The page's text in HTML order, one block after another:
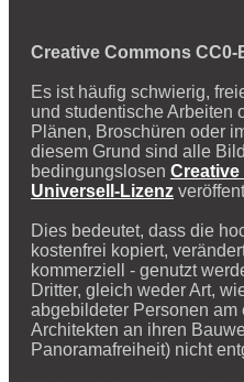
Creative Commons CC0-
Es ist häufig schwierig,
und studentische Arbeiten
Plänen, Broschüren oder
diesem Grund sind alle
bedingungslosen Creative
Universell-Lizenz
Dies bedeutet, dass die
kostenfrei kopiert,
kommerziell - genutzt
Dritter, gleich weder Art,
abgebildeter Personen
Architekten an ihren
Panoramafreiheit) nicht